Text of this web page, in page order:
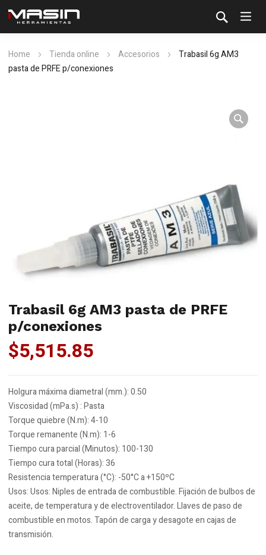
Home Tienda online Accesorios
Trabasil 6g AM3
pasta de PRFE p/conexiones
Trabasil 6g AM3 pasta de PRFE
p/conexiones
$5,515.85
Holgura máxima diametral (mm.): 0.50
Viscosidad (mPa.s) : Pasta
Torque quiebre (N.m): 4-10
Torque remanente (N.m): 1-6
Tiempo cura parcial (Minutos): 100-130
Tiempo cura total (Horas): 36
Resistencia temperatura (°C): -50°C a +150ºC
Usos: Usos: Niples de entrada de combustible. Fijación de bulbos de
aceite, de temperatura y de electroventilador. Llaves de paso de
combustible en motos. Tapón de carga y desagote en cajas de
transmisión.